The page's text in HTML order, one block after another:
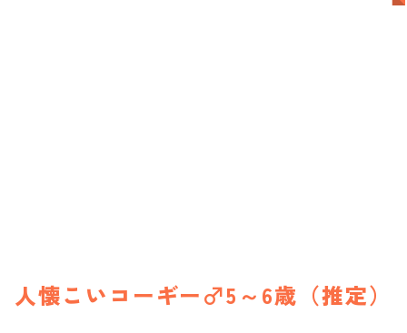
人懐こいコーギー♂5～6歳（推定）